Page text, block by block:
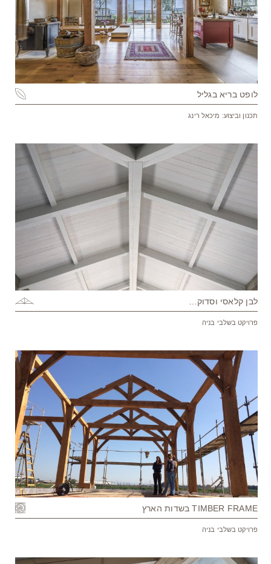
לופט בריא בגליל
תכנון וביצוע: מיכאל רינג
לבן קלאסי וסדוק…
פרויקט בשלבי בניה
TIMBER FRAME בשדות הארץ
פרויקט בשלבי בניה